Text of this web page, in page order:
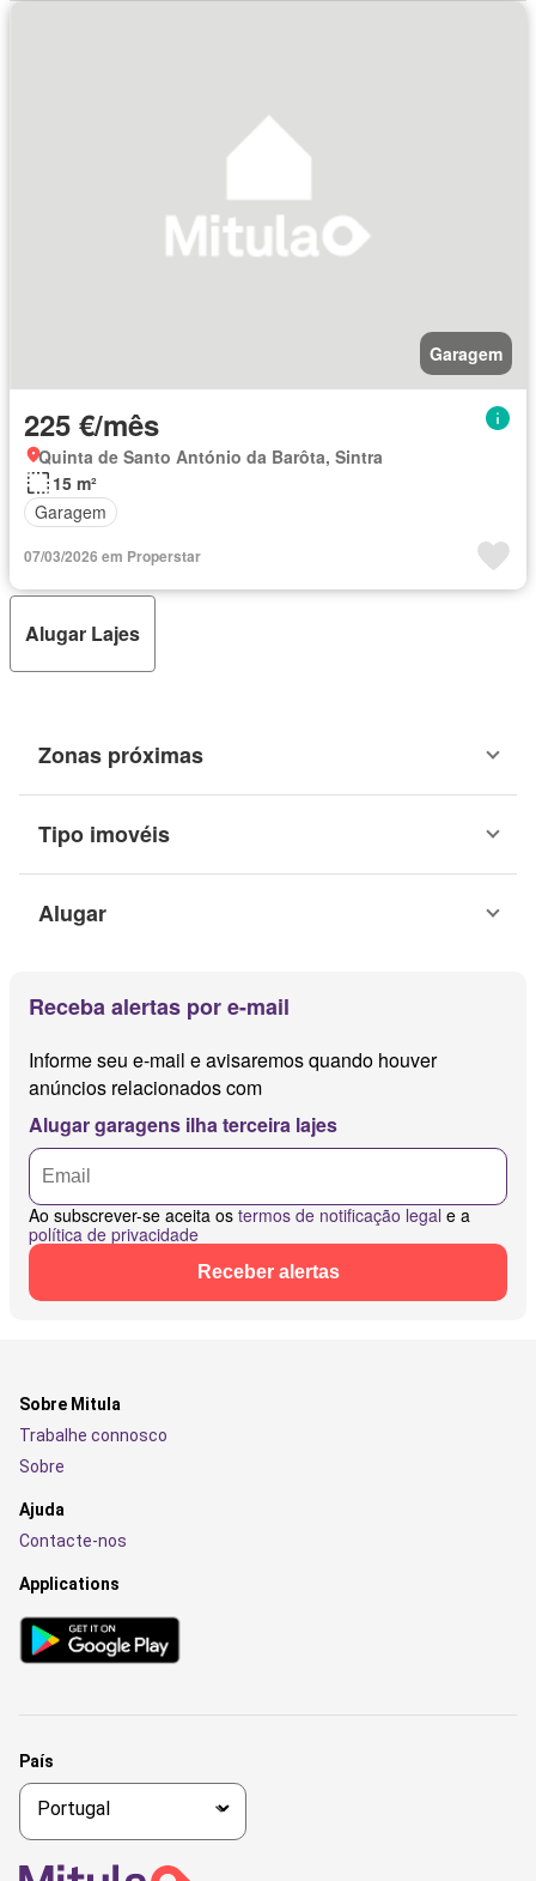
Garagem
225 €/mês
Quinta de Santo António da Barôta, Sintra
15 m²
Garagem
07/03/2026 em Properstar
Alugar Lajes
Zonas próximas
Tipo imovéis
Alugar
Receba alertas por e-mail
Informe seu e-mail e avisaremos quando houver
anúncios relacionados com
Alugar garagens ilha terceira lajes
Ao subscrever-se aceita os termos de notificação legal e a
política de privacidade
Receber alertas
Sobre Mitula
Trabalhe connosco
Sobre
Ajuda
Contacte-nos
Applications
País